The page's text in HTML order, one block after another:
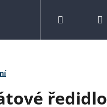
Drogerie
ředidlo